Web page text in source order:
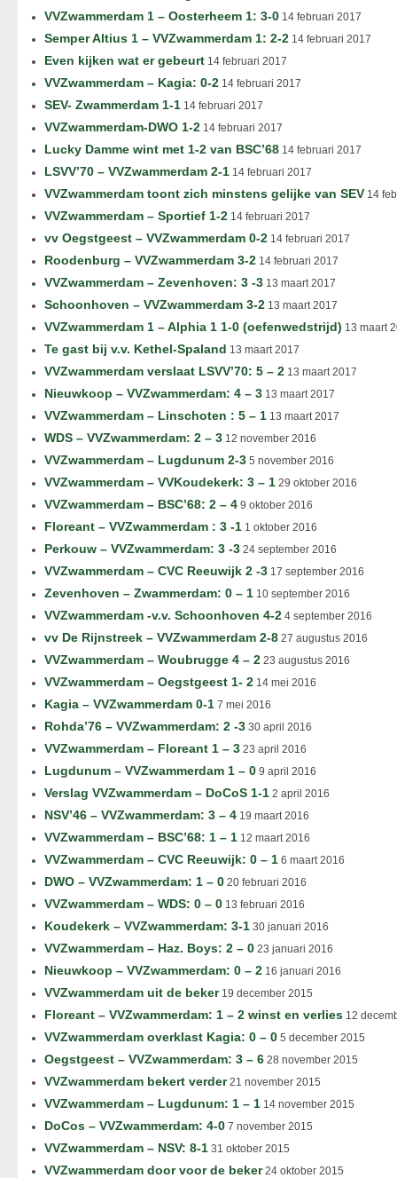
VVZwammerdam 1 – Oosterheem 1: 3-0 14 februari 2017
Semper Altius 1 – VVZwammerdam 1: 2-2 14 februari 2017
Even kijken wat er gebeurt 14 februari 2017
VVZwammerdam – Kagia: 0-2 14 februari 2017
SEV- Zwammerdam 1-1 14 februari 2017
VVZwammerdam-DWO 1-2 14 februari 2017
Lucky Damme wint met 1-2 van BSC’68 14 februari 2017
LSVV’70 – VVZwammerdam 2-1 14 februari 2017
VVZwammerdam toont zich minstens gelijke van SEV 14
VVZwammerdam – Sportief 1-2 14 februari 2017
vv Oegstgeest – VVZwammerdam 0-2 14 februari 2017
Roodenburg – VVZwammerdam 3-2 14 februari 2017
VVZwammerdam – Zevenhoven: 3 -3 13 maart 2017
Schoonhoven – VVZwammerdam 3-2 13 maart 2017
VVZwammerdam 1 – Alphia 1 1-0 (oefenwedstrijd) 13 maart
Te gast bij v.v. Kethel-Spaland 13 maart 2017
VVZwammerdam verslaat LSVV’70: 5 – 2 13 maart 2017
Nieuwkoop – VVZwammerdam: 4 – 3 13 maart 2017
VVZwammerdam – Linschoten : 5 – 1 13 maart 2017
WDS – VVZwammerdam: 2 – 3 12 november 2016
VVZwammerdam – Lugdunum 2-3 5 november 2016
VVZwammerdam – VVKoudekerk: 3 – 1 29 oktober 2016
VVZwammerdam – BSC’68: 2 – 4 9 oktober 2016
Floreant – VVZwammerdam : 3 -1 1 oktober 2016
Perkouw – VVZwammerdam: 3 -3 24 september 2016
VVZwammerdam – CVC Reeuwijk 2 -3 17 september 2016
Zevenhoven – Zwammerdam: 0 – 1 10 september 2016
VVZwammerdam -v.v. Schoonhoven 4-2 4 september 2016
vv De Rijnstreek – VVZwammerdam 2-8 27 augustus 2016
VVZwammerdam – Woubrugge 4 – 2 23 augustus 2016
VVZwammerdam – Oegstgeest 1- 2 14 mei 2016
Kagia – VVZwammerdam 0-1 7 mei 2016
Rohda’76 – VVZwammerdam: 2 -3 30 april 2016
VVZwammerdam – Floreant 1 – 3 23 april 2016
Lugdunum – VVZwammerdam 1 – 0 9 april 2016
Verslag VVZwammerdam – DoCoS 1-1 2 april 2016
NSV’46 – VVZwammerdam: 3 – 4 19 maart 2016
VVZwammerdam – BSC’68: 1 – 1 12 maart 2016
VVZwammerdam – CVC Reeuwijk: 0 – 1 6 maart 2016
DWO – VVZwammerdam: 1 – 0 20 februari 2016
VVZwammerdam – WDS: 0 – 0 13 februari 2016
Koudekerk – VVZwammerdam: 3-1 30 januari 2016
VVZwammerdam – Haz. Boys: 2 – 0 23 januari 2016
Nieuwkoop – VVZwammerdam: 0 – 2 16 januari 2016
VVZwammerdam uit de beker19 december 2015
Floreant – VVZwammerdam: 1 – 2 winst en verlies 12
VVZwammerdam overklast Kagia: 0 – 0 5 december 2015
Oegstgeest – VVZwammerdam: 3 – 6 28 november 2015
VVZwammerdam bekert verder21 november 2015
VVZwammerdam – Lugdunum: 1 – 1 14 november 2015
DoCos – VVZwammerdam: 4-0 7 november 2015
VVZwammerdam – NSV: 8-1 31 oktober 2015
VVZwammerdam door voor de beker24 oktober 2015